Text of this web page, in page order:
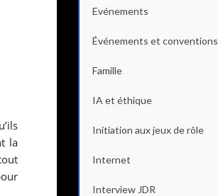
la
Evénements
Événements et conventions
Famille
IA et éthique
Initiation aux jeux de rôle
Internet
Interview JDR